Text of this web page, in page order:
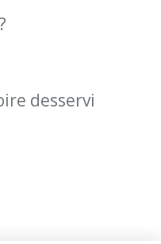
desservi